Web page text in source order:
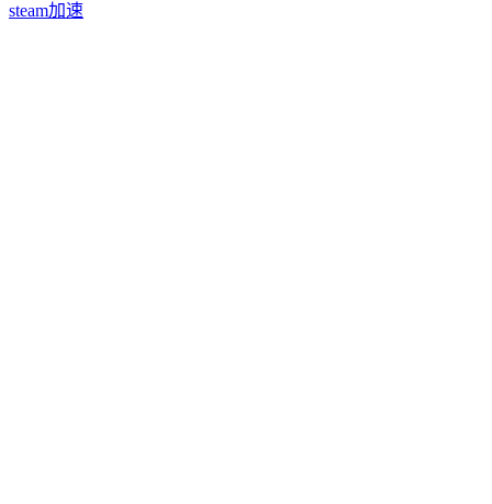
steam加速